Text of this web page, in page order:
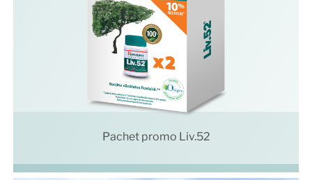
Pachet promo Liv.52